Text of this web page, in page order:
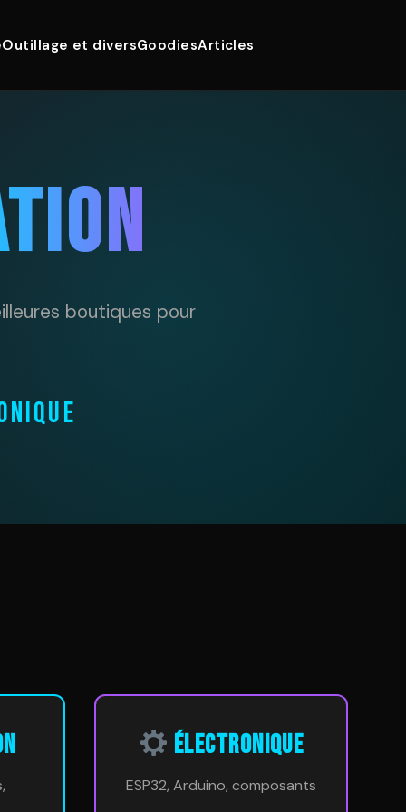
Outillage et diversGoodiesArticles
boutiques pour
ÉLECTRONIQUE
ESP32, Arduino, composants